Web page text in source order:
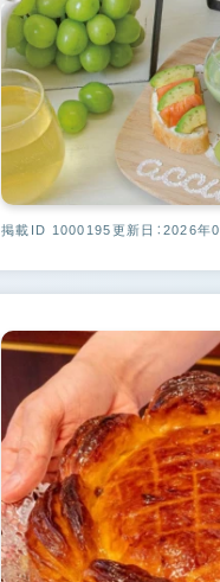
掲載ID 1000195更新日：2026年